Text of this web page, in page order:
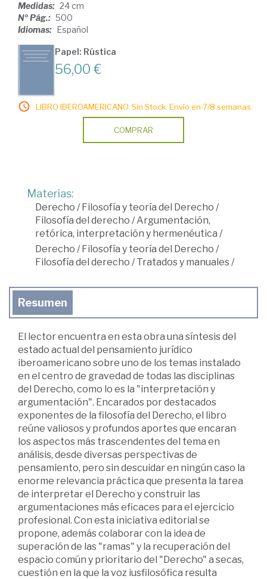
Medidas: 24 cm
Nº Pág.: 500
Idiomas: Español
Papel: Rústica
56,00 €
LIBRO IBEROAMERICANO. Sin Stock. Envío en 7/8 semanas.
COMPRAR
Materias:
Derecho / Filosofía y teoría del Derecho /
Filosofía del derecho /Argumentación,
retórica, interpretación y hermenéutica /
Derecho / Filosofía y teoría del Derecho /
Filosofía del derecho /Tratados y manuales/
Resumen
El lector encuentra en esta obra una síntesis del
estado actual del pensamiento jurídico
iberoamericano sobre uno de los temas instalado
en el centro de gravedad de todas las disciplinas
del Derecho, como lo es la "interpretación y
argumentación". Encarados por destacados
exponentes de la filosofía del Derecho, el libro
reúne valiosos y profundos aportes que encaran
los aspectos más trascendentes del tema en
análisis, desde diversas perspectivas de
pensamiento, pero sin descuidar en ningún caso la
enorme relevancia práctica que presenta la tarea
de interpretar el Derecho y construir las
argumentaciones más eficaces para el ejercicio
profesional. Con esta iniciativa editorial se
propone, además colaborar con la idea de
superación de las "ramas" y la recuperación del
espacio común y prioritario del "Derecho" a secas,
cuestión en la que la voz iusfilosófica resulta